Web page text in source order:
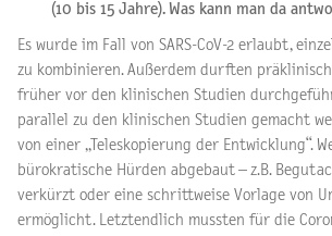
(10 bis 15 Jahre). Was kann man da
Es wurde im Fall von SARS-CoV-2 erlaubt,
zu kombinieren. Außerdem durften
früher vor den klinischen Studien
parallel zu den klinischen Studien gemacht
von einer „Teleskopierung der Entwicklung“.
bürokratische Hürden abgebaut – z.B.
verkürzt oder eine schrittweise Vorlage von
ermöglicht. Letztendlich mussten für die